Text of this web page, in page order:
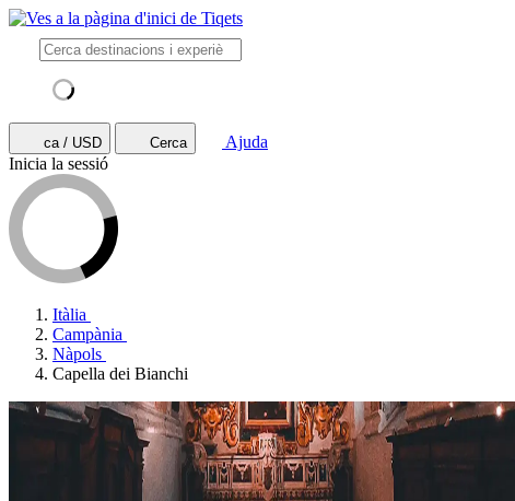
ca / USD Cerca
Ajuda
Inicia la sessió
Itàlia
Campània
Nàpols
Capella dei Bianchi